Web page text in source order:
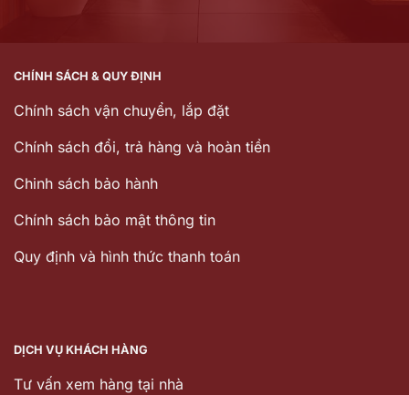
CHÍNH SÁCH & QUY ĐỊNH
Chính sách vận chuyển, lắp đặt
Chính sách đổi, trả hàng và hoàn tiền
Chinh sách bảo hành
Chính sách bảo mật thông tin
Quy định và hình thức thanh toán
DỊCH VỤ KHÁCH HÀNG
Tư vấn xem hàng tại nhà